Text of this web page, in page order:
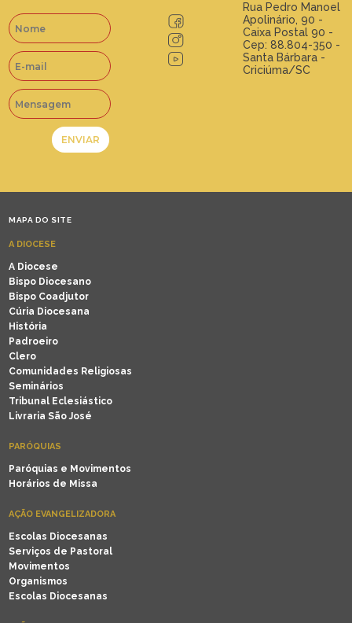
Rua Pedro Manoel
Apolinário, 90 -
Caixa Postal 90 -
Cep: 88.804-350 -
Santa Bárbara -
Criciúma/SC
MAPA DO SITE
A DIOCESE
A Diocese
Bispo Diocesano
Bispo Coadjutor
Cúria Diocesana
História
Padroeiro
Clero
Comunidades Religiosas
Seminários
Tribunal Eclesiástico
Livraria São José
PARÓQUIAS
Paróquias e Movimentos
Horários de Missa
AÇÃO EVANGELIZADORA
Escolas Diocesanas
Serviços de Pastoral
Movimentos
Organismos
Escolas Diocesanas